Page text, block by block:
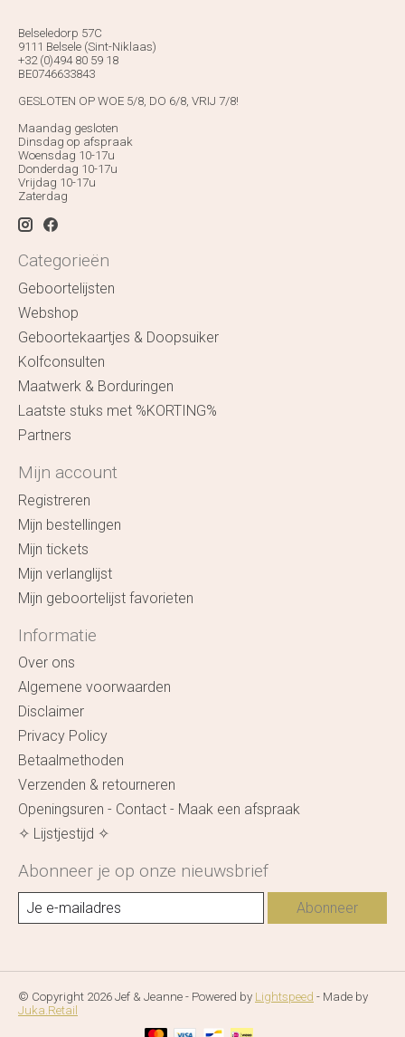
Belseledorp 57C
9111 Belsele (Sint-Niklaas)
+32 (0)494 80 59 18
BE0746633843
GESLOTEN OP WOE 5/8, DO 6/8, VRIJ 7/8!
Maandag gesloten
Dinsdag op afspraak
Woensdag 10-17u
Donderdag 10-17u
Vrijdag 10-17u
Zaterdag
Categorieën
Geboortelijsten
Webshop
Geboortekaartjes & Doopsuiker
Kolfconsulten
Maatwerk & Borduringen
Laatste stuks met %KORTING%
Partners
Mijn account
Registreren
Mijn bestellingen
Mijn tickets
Mijn verlanglijst
Mijn geboortelijst favorieten
Informatie
Over ons
Algemene voorwaarden
Disclaimer
Privacy Policy
Betaalmethoden
Verzenden & retourneren
Openingsuren - Contact - Maak een afspraak
✧ Lijstjestijd ✧
Abonneer je op onze nieuwsbrief
Abonneer
© Copyright 2026 Jef & Jeanne - Powered by Lightspeed - Made by
Juka.Retail